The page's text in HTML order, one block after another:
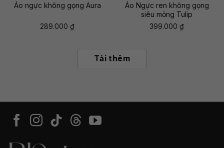
Áo ngực không gọng Aura
289.000 ₫
Áo Ngực ren không gọng
siêu mỏng Tulip
399.000 ₫
Tải thêm